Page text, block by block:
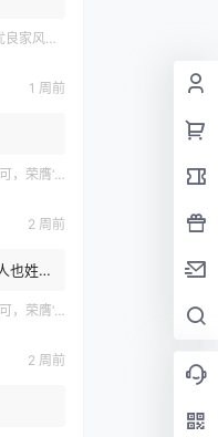
研学活动
1 周前
州文化名片
2 周前
也姓
州文化名片
2 周前